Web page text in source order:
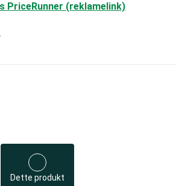
PriceRunner (reklamelink)
Dette produkt